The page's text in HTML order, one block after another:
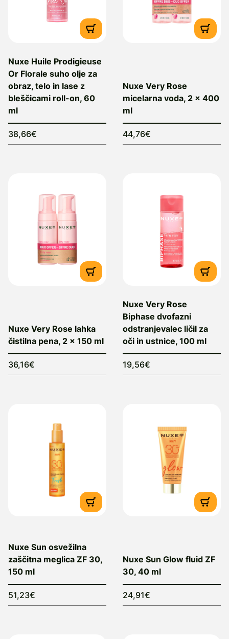
Nuxe Huile Prodigieuse
Or Florale suho olje za
obraz, telo in lase z
bleščicami roll-on, 60
ml
38,66€
Nuxe Very Rose
micelarna voda, 2 x 400
ml
44,76€
Nuxe Very Rose lahka
čistilna pena, 2 x 150 ml
36,16€
Nuxe Very Rose
Biphase dvofazni
odstranjevalec ličil za
oči in ustnice, 100 ml
19,56€
Nuxe Sun osvežilna
zaščitna meglica ZF 30,
150 ml
51,23€
Nuxe Sun Glow fluid ZF
30, 40 ml
24,91€